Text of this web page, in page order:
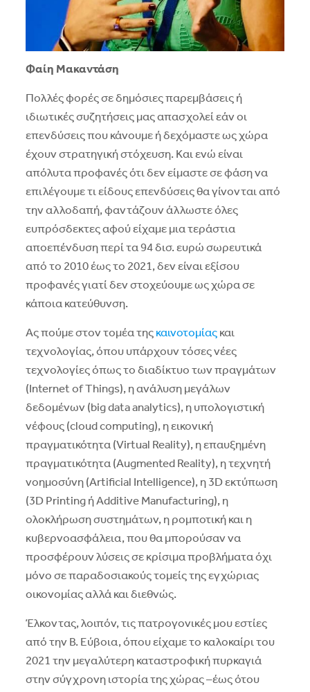
Φαίη Μακαντάση
Πολλές φορές σε δημόσιες παρεμβάσεις ή
ιδιωτικές συζητήσεις μας απασχολεί εάν οι
επενδύσεις που κάνουμε ή δεχόμαστε ως χώρα
έχουν στρατηγική στόχευση. Και ενώ είναι
απόλυτα προφανές ότι δεν είμαστε σε φάση να
επιλέγουμε τι είδους επενδύσεις θα γίνονται από
την αλλοδαπή, φαντάζουν άλλωστε όλες
ευπρόσδεκτες αφού είχαμε μια τεράστια
αποεπένδυση περί τα 94 δισ. ευρώ σωρευτικά
από το 2010 έως το 2021, δεν είναι εξίσου
προφανές γιατί δεν στοχεύουμε ως χώρα σε
κάποια κατεύθυνση.
Ας πούμε στον τομέα της καινοτομίαςκαι
τεχνολογίας, όπου υπάρχουν τόσες νέες
τεχνολογίες όπως το διαδίκτυο των πραγμάτων
(Internet of Things), η ανάλυση μεγάλων
δεδομένων (big data analytics), η υπολογιστική
νέφους (cloud computing), η εικονική
πραγματικότητα (Virtual Reality), η επαυξημένη
πραγματικότητα (Augmented Reality), η τεχνητή
νοημοσύνη (Artificial Intelligence), η 3D εκτύπωση
(3D Printing ή Additive Manufacturing), η
ολοκλήρωση συστημάτων, η ρομποτική και η
κυβερνοασφάλεια, που θα μπορούσαν να
προσφέρουν λύσεις σε κρίσιμα προβλήματα όχι
μόνο σε παραδοσιακούς τομείς της εγχώριας
οικονομίας αλλά και διεθνώς.
Έλκοντας, λοιπόν, τις πατρογονικές μου εστίες
από την Β. Εύβοια, όπου είχαμε το καλοκαίρι του
2021 την μεγαλύτερη καταστροφική πυρκαγιά
στην σύγχρονη ιστορία της χώρας –έως ότου